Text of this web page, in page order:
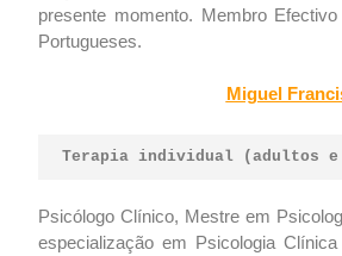
presente momento. Membro
Portugueses.
Miguel
Terapia individual (adultos
Psicólogo Clínico, Mestre em
especialização em Psicologia